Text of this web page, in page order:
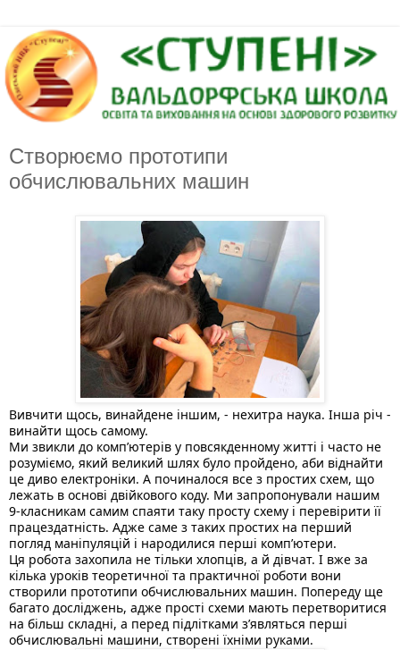
Створюємо прототипи
обчислювальних машин
Вивчити щось, винайдене іншим, - нехитра наука. Інша річ -
винайти щось самому.
Ми звикли до компʼютерів у повсякденному житті і часто не
розуміємо, який великий шлях було пройдено, аби віднайти
це диво електроніки. А починалося все з простих схем, що
лежать в основі двійкового коду. Ми запропонували нашим
9-класникам самим спаяти таку просту схему і перевірити її
працездатність. Адже саме з таких простих на перший
погляд маніпуляцій і народилися перші компʼютери.
Ця робота захопила не тільки хлопців, а й дівчат. І вже за
кілька уроків теоретичної та практичної роботи вони
створили прототипи обчислювальних машин. Попереду ще
багато досліджень, адже прості схеми мають перетворитися
на більш складні, а перед підлітками зʼявляться перші
обчислювальні машини, створені їхніми руками.